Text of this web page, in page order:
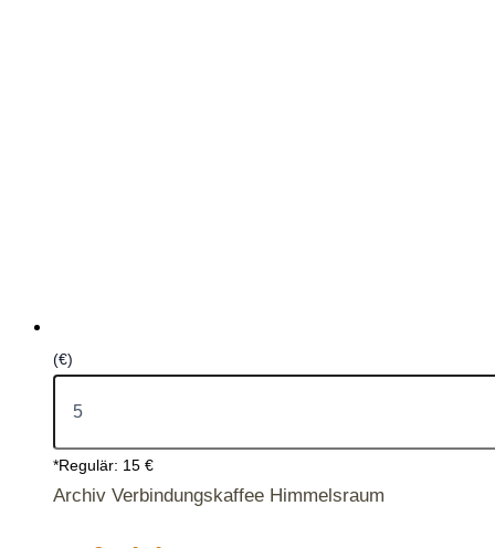
(€)
*Regulär: 15 €
Archiv Verbindungskaffee Himmelsraum